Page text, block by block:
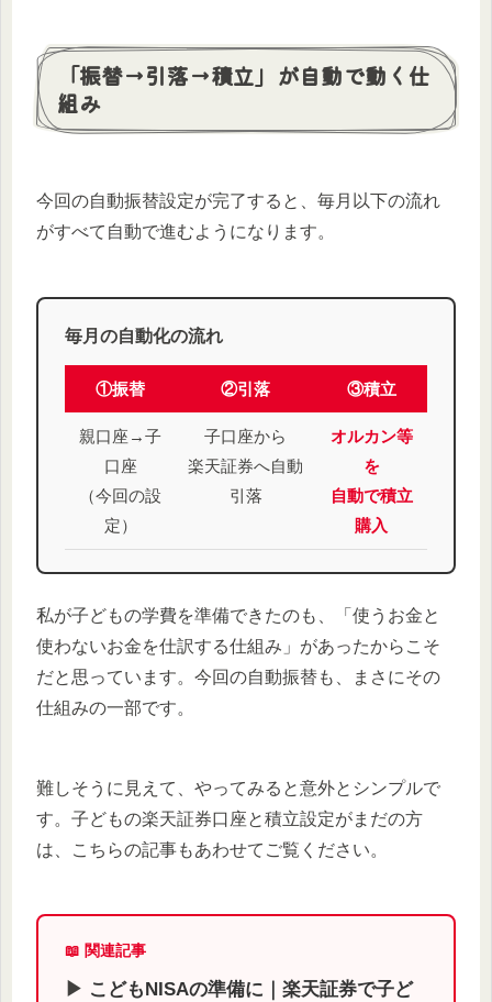
「振替→引落→積立」が自動で動く仕
組み
今回の自動振替設定が完了すると、毎月以下の流れ
がすべて自動で進むようになります。
毎月の自動化の流れ
①振替 ②引落 ③積立
親口座→子
口座
（今回の設
定）
子口座から
楽天証券へ自動
引落
オルカン等
を
自動で積立
購入
私が子どもの学費を準備できたのも、「使うお金と
使わないお金を仕訳する仕組み」があったからこそ
だと思っています。今回の自動振替も、まさにその
仕組みの一部です。
難しそうに見えて、やってみると意外とシンプルで
す。子どもの楽天証券口座と積立設定がまだの方
は、こちらの記事もあわせてご覧ください。
📖 関連記事
▶︎ こどもNISAの準備に｜楽天証券で子ど